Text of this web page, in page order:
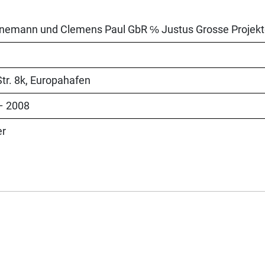
und Clemens Paul GbR ℅ Justus Grosse
8k, Europahafen
2008